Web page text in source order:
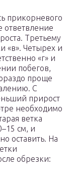
прикорневого
ответвление
Третьему
«в». Четырех и
«г» и
побегов,
проще
С
прирост
необходимо
ветка
см, и
оставить. На
обрезки: